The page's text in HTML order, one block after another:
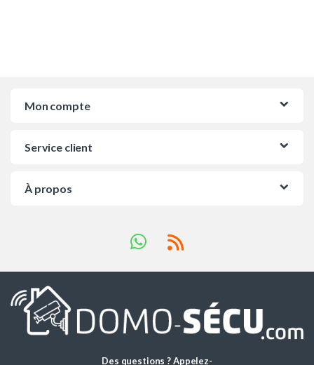
Mon compte
Service client
À propos
Des questions ? Appelez-